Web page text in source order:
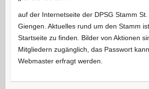
auf der Internetseite der DPSG Stamm
Giengen. Aktuelles rund um den Stamm
Startseite zu finden. Bilder von Aktionen
Mitgliedern zugänglich, das Passwort
Webmaster erfragt werden.